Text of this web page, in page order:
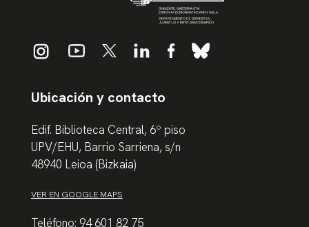
Ubicación y contacto
Edif. Biblioteca Central, 6º piso
UPV/EHU, Barrio Sarriena, s/n
48940 Leioa (Bizkaia)
VER EN GOOGLE MAPS
Teléfono: 94 601 82 75